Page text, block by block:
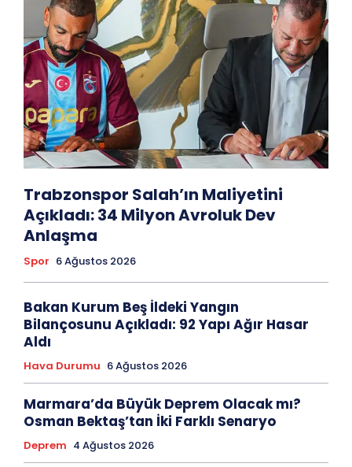
Trabzonspor Salah’ın Maliyetini
Açıkladı: 34 Milyon Avroluk Dev
Anlaşma
Spor 6 Ağustos 2026
Bakan Kurum Beş İldeki Yangın
Bilançosunu Açıkladı: 92 Yapı Ağır Hasar
Aldı
Hava Durumu 6 Ağustos 2026
Marmara’da Büyük Deprem Olacak mı?
Osman Bektaş’tan İki Farklı Senaryo
Deprem 4 Ağustos 2026